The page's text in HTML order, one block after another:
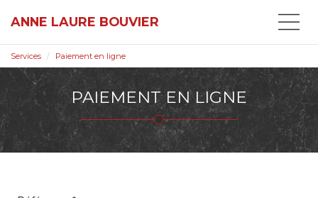
ANNE LAURE BOUVIER
Services Paiement en ligne
PAIEMENT EN LIGNE